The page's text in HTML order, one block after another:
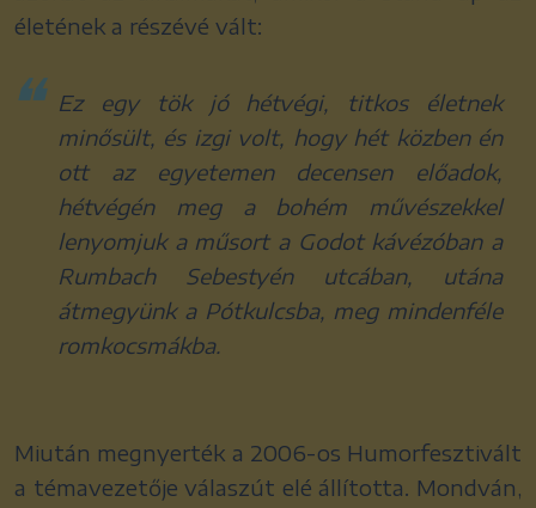
életének a részévé vált:
Ez egy tök jó hétvégi, titkos életnek
minősült, és izgi volt, hogy hét közben én
ott az egyetemen decensen előadok,
hétvégén meg a bohém művészekkel
lenyomjuk a műsort a Godot kávézóban a
Rumbach Sebestyén utcában, utána
átmegyünk a Pótkulcsba, meg mindenféle
romkocsmákba.
Miután megnyerték a 2006-os Humorfesztivált
a témavezetője válaszút elé állította. Mondván,